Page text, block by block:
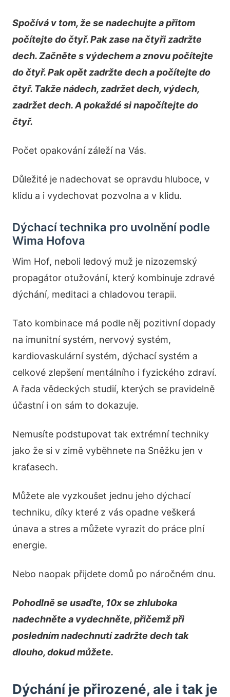
Spočívá v tom, že se nadechujte a přitom
počítejte do čtyř. Pak zase na čtyři zadržte
dech. Začněte s výdechem a znovu počítejte
do čtyř. Pak opět zadržte dech a počítejte do
čtyř. Takže nádech, zadržet dech, výdech,
zadržet dech. A pokaždé si napočítejte do
čtyř.
Počet opakování záleží na Vás.
Důležité je nadechovat se opravdu hluboce, v
klidu a i vydechovat pozvolna a v klidu.
Dýchací technika pro uvolnění podle
Wima Hofova
Wim Hof, neboli ledový muž je nizozemský
propagátor otužování, který kombinuje zdravé
dýchání, meditaci a chladovou terapii.
Tato kombinace má podle něj pozitivní dopady
na imunitní systém, nervový systém,
kardiovaskulární systém, dýchací systém a
celkové zlepšení mentálního i fyzického zdraví.
A řada vědeckých studií, kterých se pravidelně
účastní i on sám to dokazuje.
Nemusíte podstupovat tak extrémní techniky
jako že si v zimě vyběhnete na Sněžku jen v
kraťasech.
Můžete ale vyzkoušet jednu jeho dýchací
techniku, díky které z vás opadne veškerá
únava a stres a můžete vyrazit do práce plní
energie.
Nebo naopak přijdete domů po náročném dnu.
Pohodlně se usaďte, 10x se zhluboka
nadechněte a vydechněte, přičemž při
posledním nadechnutí zadržte dech tak
dlouho, dokud můžete.
Dýchání je přirozené, ale i tak je